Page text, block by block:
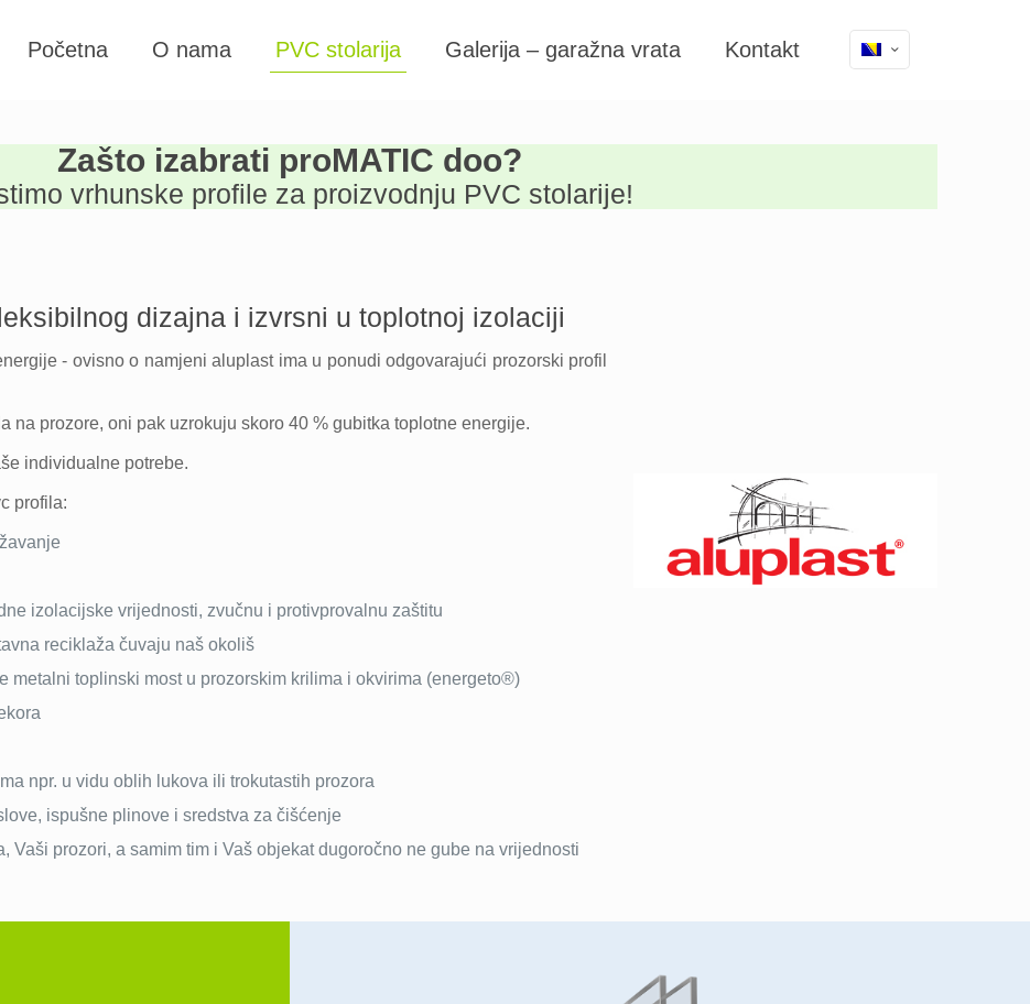
Početna O nama PVC stolarija Galerija – garažna vrata Kontakt
Zašto izabrati proMATIC doo?
vrhunske profile za proizvodnju PVC stolarije!
dizajna i izvrsni u toplotnoj izolaciji
- ovisno o namjeni aluplast ima u ponudi odgovarajući prozorski profil
na prozore, oni pak uzrokuju skoro 40 % gubitka toplotne energije.
individualne potrebe.
profila:
izolacijske vrijednosti, zvučnu i protivprovalnu zaštitu
reciklaža čuvaju naš okoliš
metalni toplinski most u prozorskim krilima i okvirima (energeto®)
npr. u vidu oblih lukova ili trokutastih prozora
ispušne plinove i sredstva za čišćenje
Vaši prozori, a samim tim i Vaš objekat dugoročno ne gube na vrijednosti